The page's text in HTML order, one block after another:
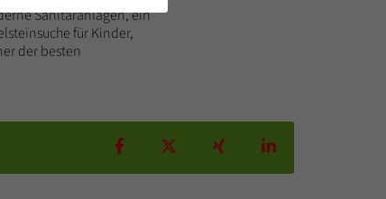
Sanitäranlagen, ein
für Kinder,
der besten
Teilen auf Facebook
Teilen auf XTeilen auf Xing
Teilen auf